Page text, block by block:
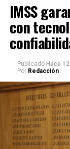
IMSS
con
Publicado Hace
Por Redacción